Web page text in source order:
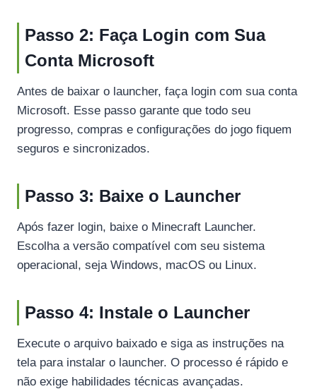
Passo 2: Faça Login com Sua
Conta Microsoft
Antes de baixar o launcher, faça login com sua conta
Microsoft. Esse passo garante que todo seu
progresso, compras e configurações do jogo fiquem
seguros e sincronizados.
Passo 3: Baixe o Launcher
Após fazer login, baixe o Minecraft Launcher.
Escolha a versão compatível com seu sistema
operacional, seja Windows, macOS ou Linux.
Passo 4: Instale o Launcher
Execute o arquivo baixado e siga as instruções na
tela para instalar o launcher. O processo é rápido e
não exige habilidades técnicas avançadas.